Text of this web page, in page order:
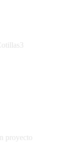
proyecto